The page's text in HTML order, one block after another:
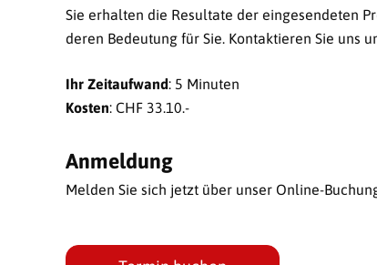
Sie erhalten die Resultate der eingesendeten
deren Bedeutung für Sie. Kontaktieren Sie uns
Ihr Zeitaufwand: 5 Minuten
Kosten: CHF 33.10.-
Anmeldung
Melden Sie sich jetzt über unser Online-